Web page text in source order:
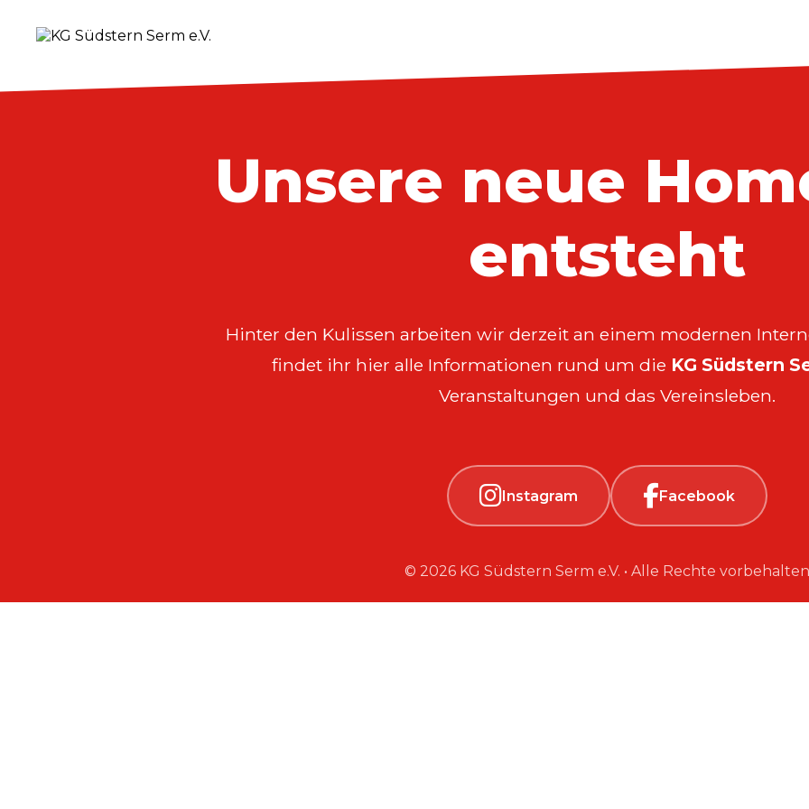
Unsere neue
entsteht
Hinter den Kulissen arbeiten wir derzeit an einem modernen
findet ihr hier alle Informationen rund um die KG Südstern
Veranstaltungen und das Vereinsleben.
Instagram Facebook
© 2026 KG Südstern Serm e.V. • Alle Rechte vorbehalten